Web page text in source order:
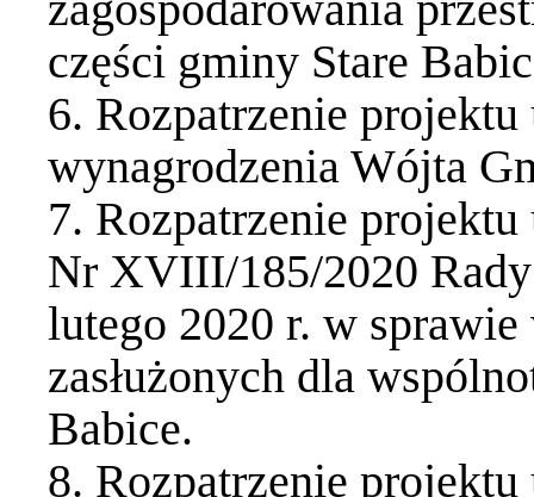
części gminy Stare
6. Rozpatrzenie
wynagrodzenia Wójta
7. Rozpatrzenie projektu
Nr XVIII/185/2020
lutego 2020 r. w
zasłużonych dla
Babice.
8. Rozpatrzenie